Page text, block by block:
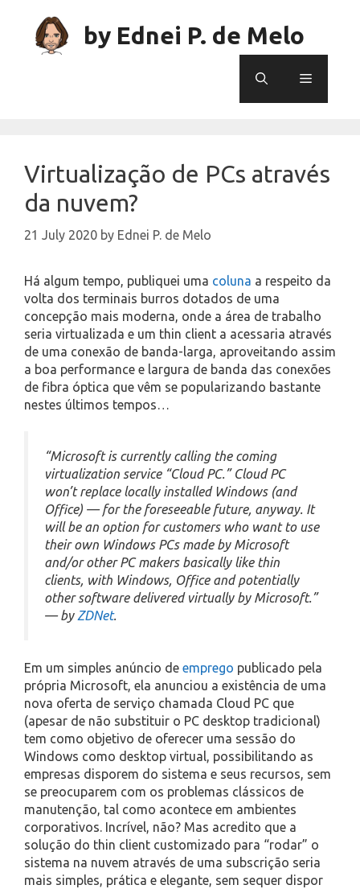
content
by Ednei P. de Melo
Menu
Virtualização de PCs através
da nuvem?
21 July 2020 by Ednei P. de Melo
Há algum tempo, publiquei uma coluna a respeito da
volta dos terminais burros dotados de uma
concepção mais moderna, onde a área de trabalho
seria virtualizada e um thin client a acessaria através
de uma conexão de banda-larga, aproveitando assim
a boa performance e largura de banda das conexões
de fibra óptica que vêm se popularizando bastante
nestes últimos tempos…
“Microsoft is currently calling the coming
virtualization service “Cloud PC.” Cloud PC
won’t replace locally installed Windows (and
Office) — for the foreseeable future, anyway. It
will be an option for customers who want to use
their own Windows PCs made by Microsoft
and/or other PC makers basically like thin
clients, with Windows, Office and potentially
other software delivered virtually by Microsoft.”
— by ZDNet.
Em um simples anúncio de emprego publicado pela
própria Microsoft, ela anunciou a existência de uma
nova oferta de serviço chamada Cloud PC que
(apesar de não substituir o PC desktop tradicional)
tem como objetivo de oferecer uma sessão do
Windows como desktop virtual, possibilitando as
empresas disporem do sistema e seus recursos, sem
se preocuparem com os problemas clássicos de
manutenção, tal como acontece em ambientes
corporativos. Incrível, não? Mas acredito que a
solução do thin client customizado para “rodar” o
sistema na nuvem através de uma subscrição seria
mais simples, prática e elegante, sem sequer dispor